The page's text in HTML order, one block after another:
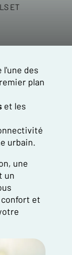
ET
l'une des
plan
et les
urbain.
une
un
et